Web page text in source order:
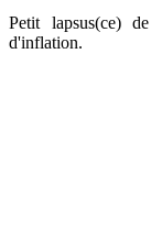
Petit lapsus(ce)
d'inflation.